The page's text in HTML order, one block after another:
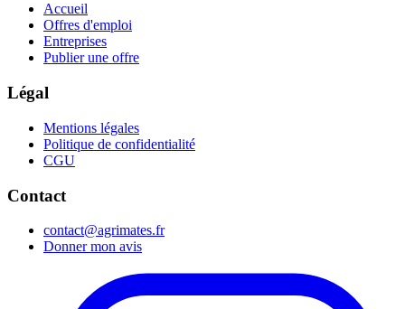
Accueil
Offres d'emploi
Entreprises
Publier une offre
Légal
Mentions légales
Politique de confidentialité
CGU
Contact
contact@agrimates.fr
Donner mon avis